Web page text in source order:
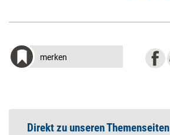
merken
Direkt zu unseren Themenseiten